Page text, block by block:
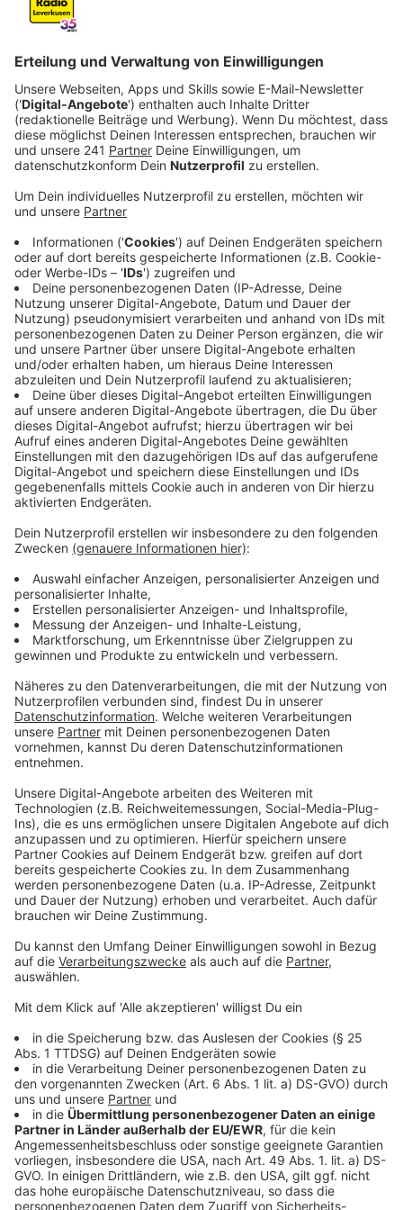
das hat die Schulaufsicht im Vorfeld nochmal
unterstrichen.
Veröffentlicht:Montag, 26.01.2026 15:32
Anzeige
In der Sitzung des Bildungsausschusses am 26. Januar
2026 sind vor allem die Schulen bei uns in der Stadt
Thema. Unter anderem geht es um die Käthe-Kollwitz-
Gesamtschule in Rheindorf. Da sollen die aktuell noch
zwei Standorte zusammengelegt werden. Der
freiwerdende Standort würde dann von der Schule an
der Wupper genutzt werden. Die Schulaufsicht meint:
Vor allem die Kinder in den fünften und sechsten
Klassen würden davon profitieren. Die werden nicht am
Hauptstandort unterrichtet und fühlen sich dadurch
oft nicht als Teil der Schulgemeinschaft, so die
Aufsichtsbehörde.
Anzeige
Schule an der Wupper soll ebenfalls
umziehen
Für eine Zusammenlegung müsste der Hauptstandort
an der Deichtorstraße umgebaut werden. Dafür würde
Stadt sieht ebenfalls Handlungsdruck. Vor allem
wegen der Schule an der Wupper. Die Förderschule
würde in das freiwerdende Gebäude an der Elbestraße
umziehen. Der Ausschuss befasst sich außerdem mit
Ausbau der Astrid Lindgren Schule und der
Grundschule Herderstraße.
Anzeige
Weitere Meldungen aus Leverkusen
Anzeige
Unfallflucht im Kreuz Leverkusen
Leverkusener Bauausschuss berät über leerstehendes
Verwaltungsgebäude
Geflüchtetenunterkunft in Leverkusen soll ausgebaut
werden
Anzeige